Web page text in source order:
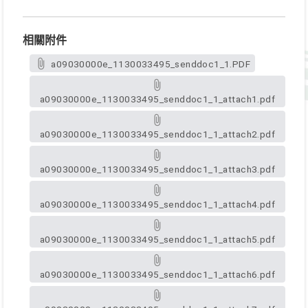
相關附件
a09030000e_1130033495_senddoc1_1.PDF
a09030000e_1130033495_senddoc1_1_attach1.pdf
a09030000e_1130033495_senddoc1_1_attach2.pdf
a09030000e_1130033495_senddoc1_1_attach3.pdf
a09030000e_1130033495_senddoc1_1_attach4.pdf
a09030000e_1130033495_senddoc1_1_attach5.pdf
a09030000e_1130033495_senddoc1_1_attach6.pdf